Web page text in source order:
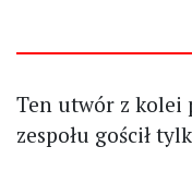
Ten utwór z kolei
zespołu gościł